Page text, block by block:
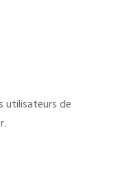
utilisateurs de